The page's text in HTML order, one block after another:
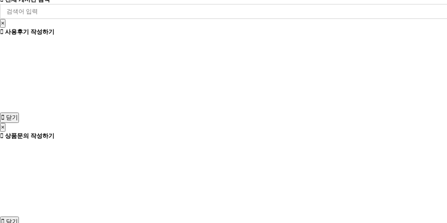
×
사용후기 작성하기
닫기
×
상품문의 작성하기
닫기